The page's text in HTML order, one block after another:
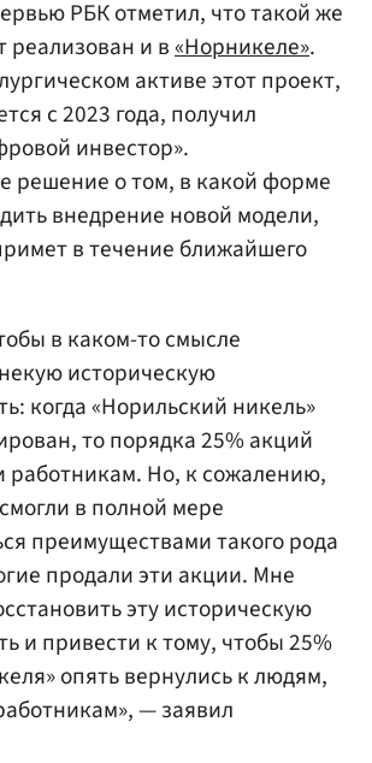
РБК отметил, что такой же
реализован и в«Норникеле».
активе этот проект,
с 2023 года, получил
инвестор».
решение о том, в какой форме
внедрение новой модели,
в течение ближайшего
в каком-то смысле
историческую
когда «Норильский никель»
то порядка 25% акций
работникам. Но, к сожалению,
в полной мере
преимуществами такого рода
продали эти акции. Мне
эту историческую
и привести к тому, чтобы 25%
опять вернулись к людям,
— заявил